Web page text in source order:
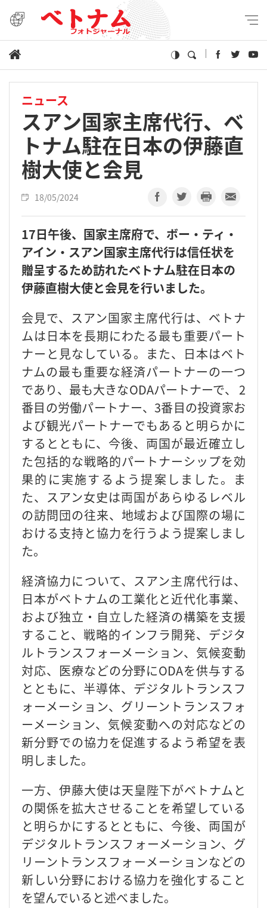
ニュース
スアン国家主席代行、ベ
トナム駐在日本の伊藤直
樹大使と会見
18/05/2024
17日午後、国家主席府で、ボー・ティ・
アイン・スアン国家主席代行は信任状を
贈呈するため訪れたベトナム駐在日本の
伊藤直樹大使と会見を行いました。
会見で、スアン国家主席代行は、ベトナ
ムは日本を長期にわたる最も重要パート
ナーと見なしている。また、日本はベト
ナムの最も重要な経済パートナーの一つ
であり、最も大きなODAパートナーで、 2
番目の労働パートナー、3番目の投資家お
よび観光パートナーでもあると明らかに
するとともに、今後、両国が最近確立し
た包括的な戦略的パートナーシップを効
果的に実施するよう提案しました。ま
た、スアン女史は両国があらゆるレベル
の訪問団の往来、地域および国際の場に
おける支持と協力を行うよう提案しまし
た。
経済協力について、スアン主席代行は、
日本がベトナムの工業化と近代化事業、
および独立・自立した経済の構築を支援
すること、戦略的インフラ開発、デジタ
ルトランスフォーメーション、気候変動
対応、医療などの分野にODAを供与する
とともに、半導体、デジタルトランスフ
ォーメーション、グリーントランスフォ
ーメーション、気候変動への対応などの
新分野での協力を促進するよう希望を表
明しました。
一方、伊藤大使は天皇陛下がベトナムと
の関係を拡大させることを希望している
と明らかにするとともに、今後、両国が
デジタルトランスフォーメーション、グ
リーントランスフォーメーションなどの
新しい分野における協力を強化すること
を望んでいると述べました。